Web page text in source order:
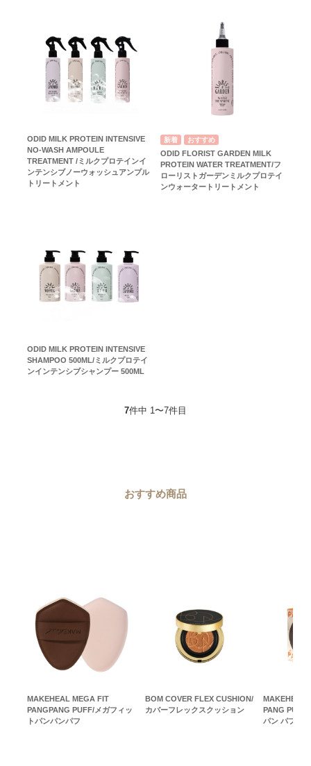
ODID MILK PROTEIN INTENSIVE
NO-WASH AMPOULE
TREATMENT /ミルクプロテインイ
ンテンシブノーウォッシュアンプル
トリートメント
ODID FLORIST GARDEN MILK
PROTEIN WATER TREATMENT/フ
ローリストガーデンミルクプロテイ
ンウォータートリートメント
ODID MILK PROTEIN INTENSIVE
SHAMPOO 500ML/ミルクプロテイ
ンインテンシブシャンプー 500ML
7件中 1〜7件目
おすすめ商品
MAKEHEAL MEGA FIT
PANGPANG PUFF/メガフィッ
トパンパンパフ
BOM COVER FLEX CUSHION/
カバーフレックスクッション
MAKEHEAL
PANG PUFF
パン パフ 2P